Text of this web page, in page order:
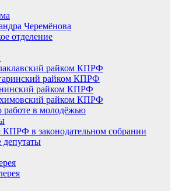
Черемёнова
отделение
райком КПРФ
райком КПРФ
райком КПРФ
райком КПРФ
работе в молодёжью
в законодательном собрании